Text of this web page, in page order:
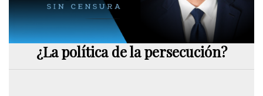
¿La política de la persecución?